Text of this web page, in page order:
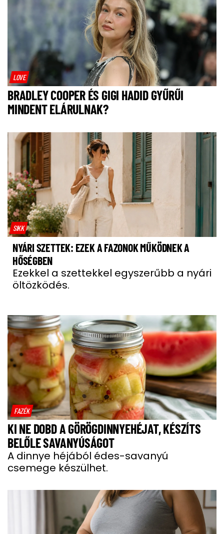
LOVE
BRADLEY COOPER ÉS GIGI HADID GYŰRŰI
MINDENT ELÁRULNAK?
SIKK
NYÁRI SZETTEK: EZEK A FAZONOK MŰKÖDNEK A
HŐSÉGBEN
Ezekkel a szettekkel egyszerűbb a nyári
öltözködés.
FAZÉK
KI NE DOBD A GÖRÖGDINNYEHÉJAT, KÉSZÍTS
BELŐLE SAVANYÚSÁGOT
A dinnye héjából édes-savanyú
csemege készülhet.